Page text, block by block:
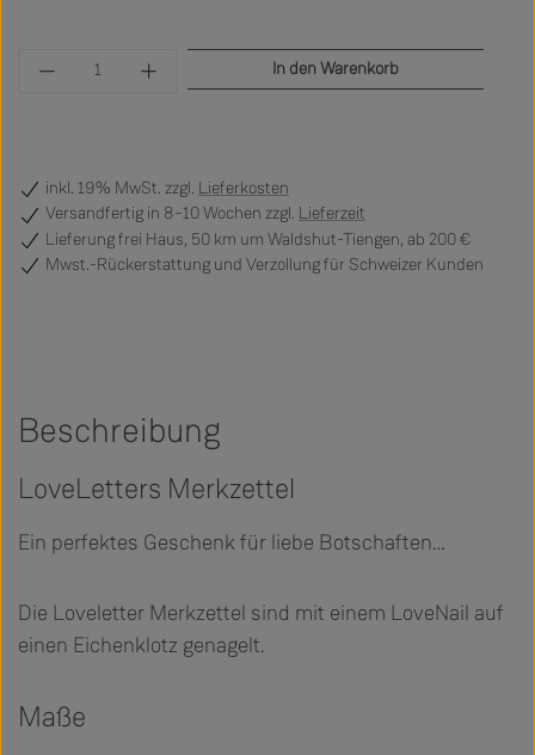
Produkt Anzahl: Gib den gewünschten Wert
In den Warenkorb
inkl. 19% MwSt. zzgl. Lieferkosten
Versandfertig in 8–10 Wochen zzgl. Lieferzeit
Lieferung frei Haus, 50 km um Waldshut-Tiengen, ab 200 €
Mwst.-Rückerstattung und Verzollung für Schweizer Kunden
Beschreibung
LoveLetters Merkzettel
Ein perfektes Geschenk für liebe Botschaften…
Die Loveletter Merkzettel sind mit einem LoveNail auf
einen Eichenklotz genagelt.
Maße